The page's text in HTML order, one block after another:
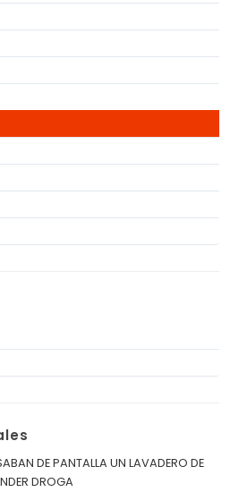
DE PANTALLA UN LAVADERO DE
DROGA